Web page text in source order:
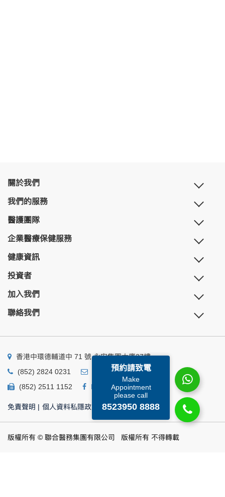
預約請致電
Make
Appointment
please call
8523950 8888
關於我們
我們的服務
醫護團隊
企業醫療保健服務
健康資訊
投資者
加入我們
聯絡我們
香港中環德輔道中 71 號 永安集團大廈27樓
(852) 2824 0231
business@ump.com.hk
(852) 2511 1152
Facebook Linkedin
免責聲明 | 個人資料私隱政策 | 個人資料收集聲明
版權所有 © 聯合醫務集團有限公司 版權所有 不得轉載